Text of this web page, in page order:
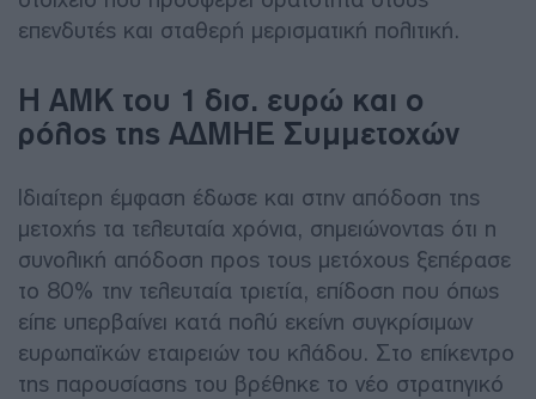
επενδυτές και σταθερή μερισματική πολιτική.
Η ΑΜΚ του 1 δισ. ευρώ και ο
ρόλος της ΑΔΜΗΕ Συμμετοχών
Ιδιαίτερη έμφαση έδωσε και στην απόδοση της
μετοχής τα τελευταία χρόνια, σημειώνοντας ότι η
συνολική απόδοση προς τους μετόχους ξεπέρασε
το 80% την τελευταία τριετία, επίδοση που όπως
είπε υπερβαίνει κατά πολύ εκείνη συγκρίσιμων
ευρωπαϊκών εταιρειών του κλάδου. Στο επίκεντρο
της παρουσίασης του βρέθηκε το νέο στρατηγικό